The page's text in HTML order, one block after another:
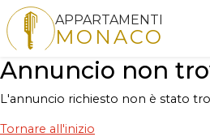
APPARTAMENTI
MONACO
Annuncio non
L'annuncio richiesto non è stato
Tornare all'inizio